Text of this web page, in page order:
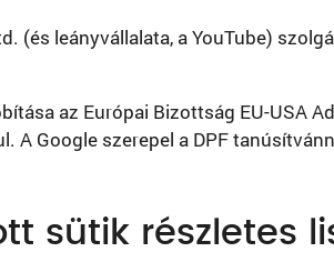
(és leányvállalata, a YouTube)
az Európai Bizottság EU-USA
A Google szerepel a DPF
sütik részletes